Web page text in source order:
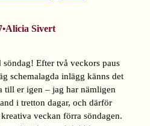
•Alicia Sivert
söndag! Efter två veckors paus
schemalagda inlägg känns det
till er igen – jag har nämligen
i tretton dagar, och därför
veckan förra söndagen.